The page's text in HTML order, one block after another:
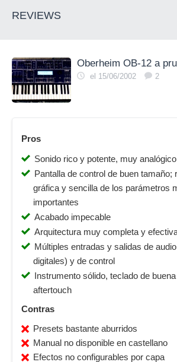
REVIEWS
Oberheim OB-12 a
el 15/06/2002 2
Pros
Sonido rico y potente, muy analógico
Pantalla de control de buen tamaño;
gráfica y sencilla de los parámetros
importantes
Acabado impecable
Arquitectura muy completa y
Múltiples entradas y salidas de
digitales) y de control
Instrumento sólido, teclado de
aftertouch
Contras
Presets bastante aburridos
Manual no disponible en castellano
Efectos no configurables por capa